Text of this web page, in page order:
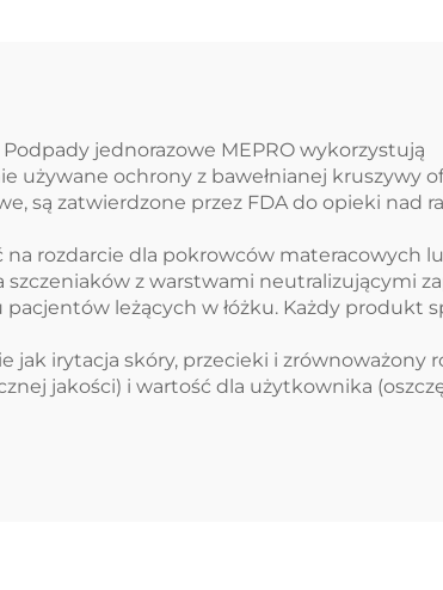
jednorazowe MEPRO wykorzystują
używane ochrony z bawełnianej kruszywy
są zatwierdzone przez FDA do opieki nad
na rozdarcie dla pokrowców materacowych
z warstwami neutralizującymi
leżących w łóżku. Każdy produkt
irytacja skóry, przecieki i zrównoważony
jakości) i wartość dla użytkownika